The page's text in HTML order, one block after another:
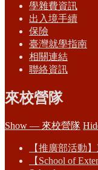
學雜費資訊
出入境手續
保險
臺灣就學指南
相關連結
聯絡資訊
來校營隊
Show — 來校營隊
【推廣部活動
【School of